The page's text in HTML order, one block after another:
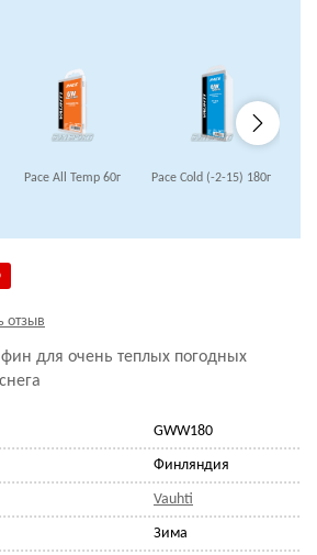
Pace All Temp 60г Pace Cold (-2-15) 180г
отзыв
для очень теплых погодных
GWW180
Финляндия
Vauhti
Зима